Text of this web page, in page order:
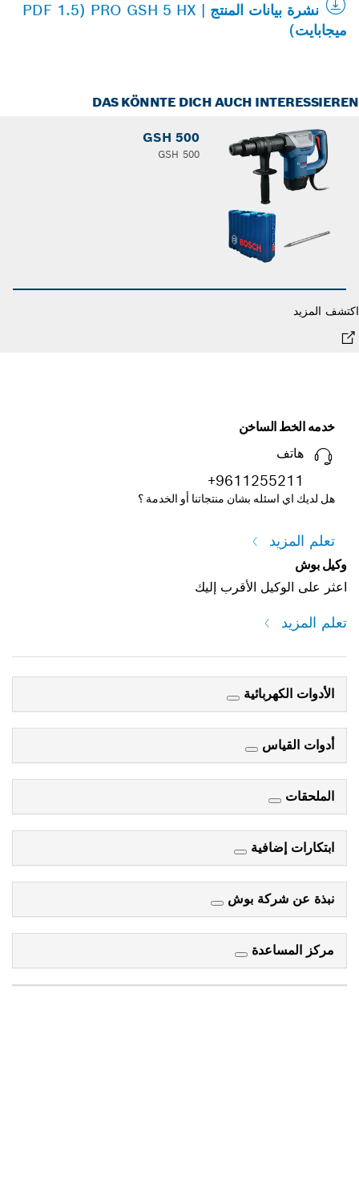
نشرة بيانات المنتج | PRO GSH 5 HX (PDF 1.5
ميجابايت)
DAS KÖNNTE DICH AUCH
GSH 500
GSH 500
المزيد
خدمه الخط الساخن
هاتف
+9611255211
هل لديك اي اسئله بشان منتجاتنا أو الخدمة ؟
تعلم المزيد
وكيل بوش
اعثر على الوكيل الأقرب إليك
تعلم المزيد
الأدوات الكهربائية
أدوات القياس
الملحقات
ابتكارات إضافية
نبذة عن شركة بوش
مركز المساعدة